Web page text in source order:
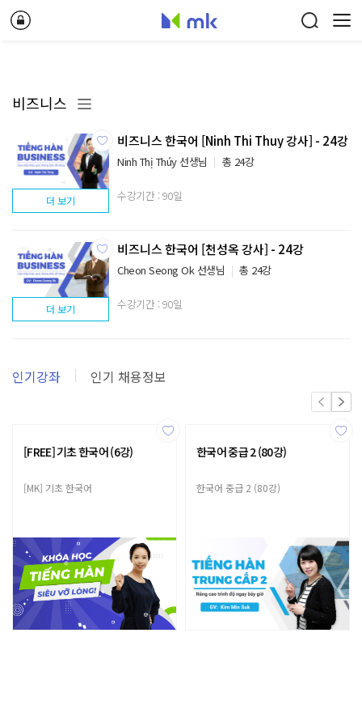
비즈니스
비즈니스 한국어 [Ninh Thi Thuy 강사] - 24강
Ninh Thị Thúy 선생님 총 24강
수강기간 : 90일
더 보기
비즈니스 한국어 [천성옥 강사] - 24강
Cheon Seong Ok 선생님 총 24강
수강기간 : 90일
더 보기
인기강좌 인기 채용정보
[FREE] 기초 한국어 (6강)
[MK] 기초 한국어
한국어 중급 2 (80강)
한국어 중급 2 (80강)